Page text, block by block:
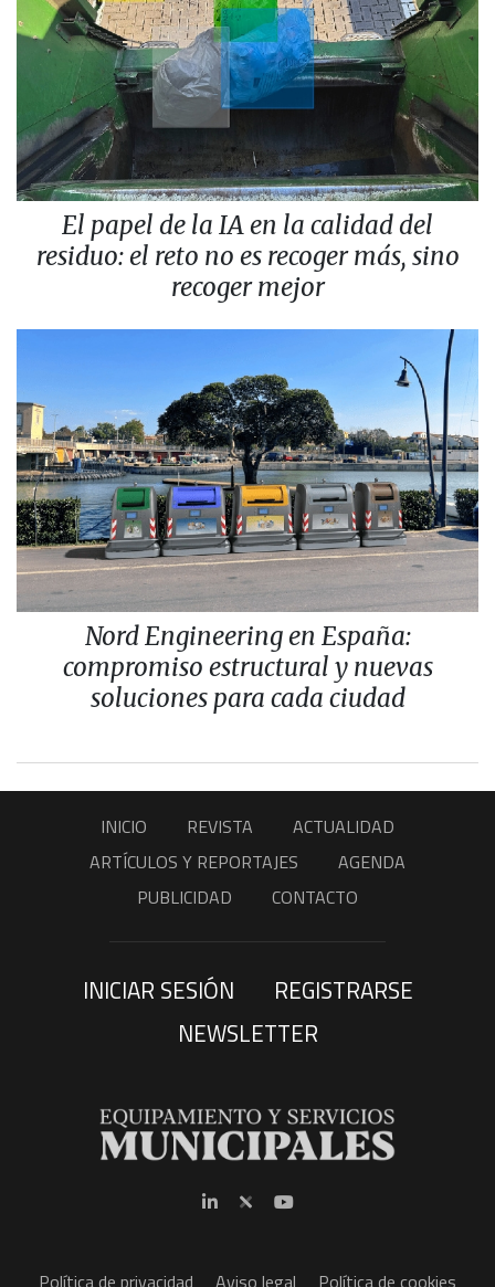
El papel de la IA en la calidad del
residuo: el reto no es recoger más, sino
recoger mejor
Nord Engineering en España:
compromiso estructural y nuevas
soluciones para cada ciudad
INICIO REVISTA
ACTUALIDAD
ARTÍCULOS Y REPORTAJES
AGENDA
PUBLICIDAD
CONTACTO
INICIAR SESIÓN
REGISTRARSE
NEWSLETTER
Política de privacidad Aviso legal Política de cookies